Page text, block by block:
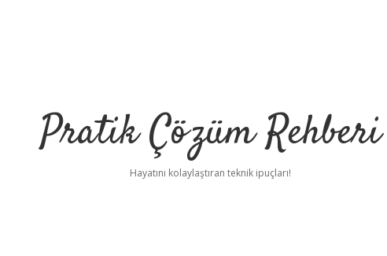
Pratik Çözüm Rehberi
Hayatını kolaylaştıran teknik ipuçları!